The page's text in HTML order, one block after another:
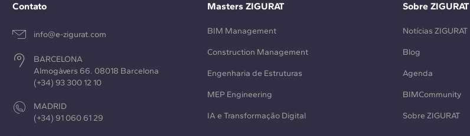
Contato
info@e-zigurat.com
BARCELONA
Almogàvers 66. 08018 Barcelona
(+34) 93 300 12 10
MADRID
(+34) 91 060 61 29
Masters ZIGURAT
BIM Management
Construction Management
Engenharia de Estruturas
MEP Engineering
IA e Transformação Digital
Sobre ZIGURAT
Notícias ZIGURAT
Blog
Agenda
BIMCommunity
Sobre ZIGURAT